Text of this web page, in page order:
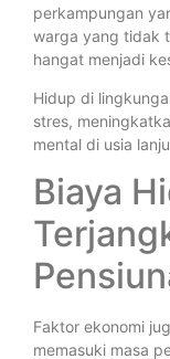
perkampungan
warga yang tidak
hangat menjadi
Hidup di
stres,
mental di usia
Biaya
Faktor ekonomi
memasuki masa